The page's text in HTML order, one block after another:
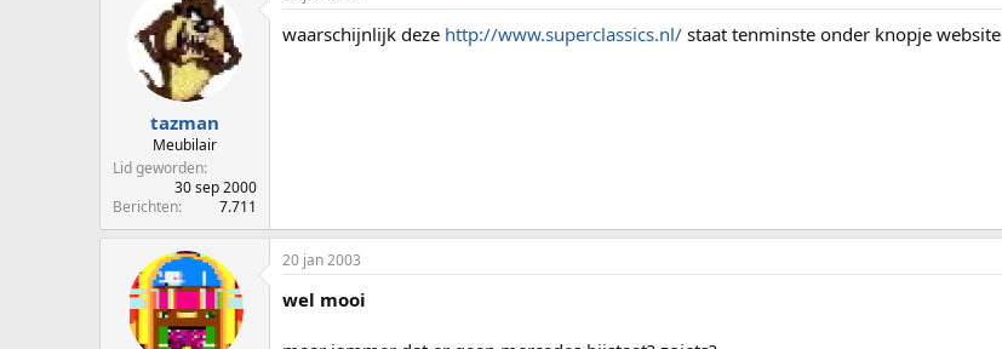
tazman
Meubilair
Lid geworden
30 sep 2000
Berichten
7.711
waarschijnlijk deze http://www.superclassics.nl/ staat tenminste onder knopje website
20 jan 2003
wel mooi